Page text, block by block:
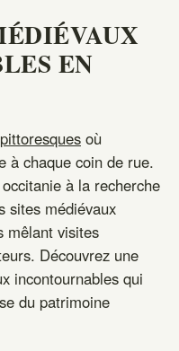
EN
où
à chaque coin de rue.
à la recherche
sites médiévaux
mêlant visites
Découvrez une
incontournables qui
du patrimoine